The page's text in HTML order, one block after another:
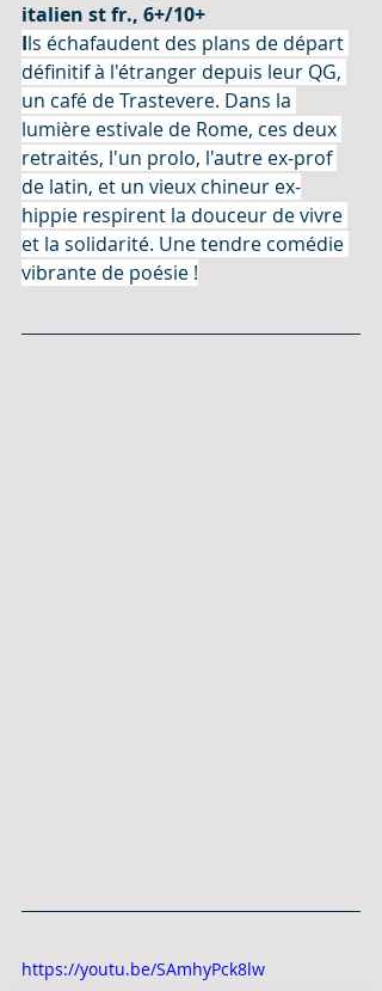
italien st fr., 6+/10+
Ils échafaudent des plans de départ
définitif à l'étranger depuis leur QG,
un café de Trastevere. Dans la
lumière estivale de Rome, ces deux
retraités, l'un prolo, l'autre ex-prof
de latin, et un vieux chineur ex-
hippie respirent la douceur de vivre
et la solidarité. Une tendre comédie
vibrante de poésie !
https://youtu.be/SAmhyPck8lw